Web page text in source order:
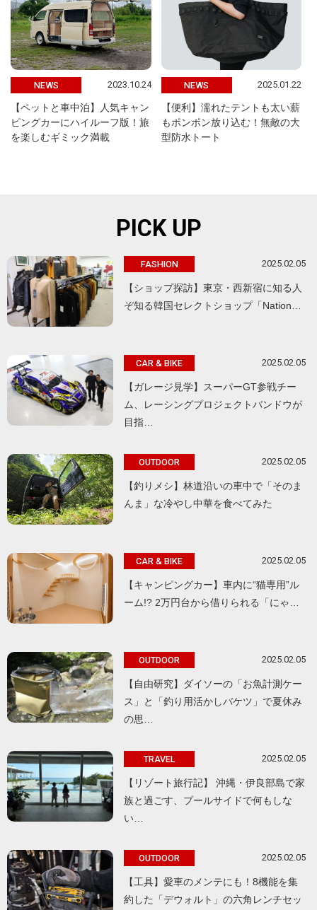
NEWS 2023.10.24
【ペットと車中泊】人気キャン
ピングカーにハイルーフ版！旅
を楽しむギミック満載
NEWS 2025.01.22
【便利】濡れたテントも太い薪
もポンポン放り込む！無敵の大
型防水トート
PICK UP
FASHION 2025.02.05
【ショップ探訪】東京・西新宿に知る人
ぞ知る韓国セレクトショップ「Nation…
CAR & BIKE 2025.02.05
【ガレージ見学】スーパーGT参戦チー
ム、レーシングプロジェクトバンドウが
目指…
OUTDOOR 2025.02.05
【釣りメシ】林道沿いの車中で「そのま
んま」な冷やし中華を食べてみた
CAR & BIKE 2025.02.05
【キャンピングカー】車内に“猫専用”ル
ーム!? 2万円台から借りられる「にゃ…
OUTDOOR 2025.02.05
【自由研究】ダイソーの「お魚計測ケー
ス」と「釣り用活かしバケツ」で夏休み
の思…
TRAVEL 2025.02.05
【リゾート旅行記】 沖縄・伊良部島で家
族と過ごす、プールサイドで何もしな
い…
OUTDOOR 2025.02.05
【工具】愛車のメンテにも！8機能を集
約した「デウォルト」の六角レンチセッ